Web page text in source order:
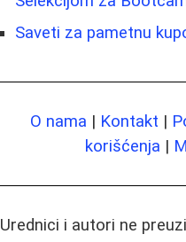
Saveti za pametnu
O nama | Kontakt |
korišćenja |
Urednici i autori ne